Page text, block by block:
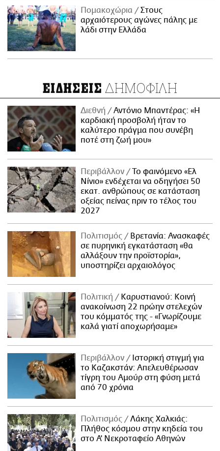
Πομακοχώρια
Στους
αρχαιότερους αγώνες πάλης με
λάδι στην Ελλάδα
ΕΙΔΗΣΕΙΣ ΔΗΜΟΦΙΛΗ
Διεθνή
Αντόνιο Μπαντέρας: «Η
καρδιακή προσβολή ήταν το
καλύτερο πράγμα που συνέβη
ποτέ στη ζωή μου»
Περιβάλλον
Το φαινόμενο «Ελ
Νίνιο» ενδέχεται να οδηγήσει 50
εκατ. ανθρώπους σε κατάσταση
οξείας πείνας πριν το τέλος του
2027
Πολιτισμός
Βρετανία: Ανασκαφές
σε πυρηνική εγκατάσταση «θα
αλλάξουν την προϊστορία»,
υποστηρίζει αρχαιολόγος
Πολιτική
Καρυστιανού: Κοινή
ανακοίνωση 22 πρώην στελεχών
του κόμματός της - «Γνωρίζουμε
καλά γιατί αποχωρήσαμε»
Περιβάλλον
Ιστορική στιγμή για
το Καζακστάν: Απελευθέρωσαν
τίγρη του Αμούρ στη φύση μετά
από 70 χρόνια
Πολιτισμός
Λάκης Χαλκιάς:
Πλήθος κόσμου στην κηδεία του
στο Α' Νεκροταφείο Αθηνών